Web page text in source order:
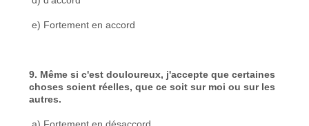
e) Fortement en accord
9. Même si c'est douloureux, j'accepte que certaines
choses soient réelles, que ce soit sur moi ou sur les
autres.
a) Fortement en désaccord